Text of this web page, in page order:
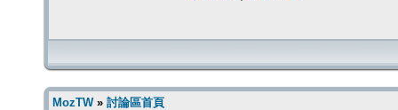
MozTW» 討論區首頁